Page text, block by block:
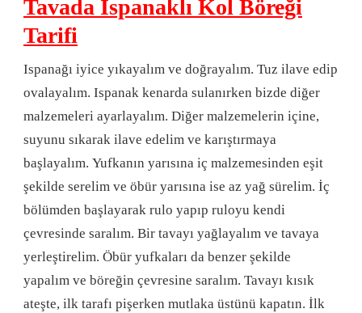
Tavada Ispanaklı Kol Böreği
Tarifi
Ispanağı iyice yıkayalım ve doğrayalım. Tuz ilave edip
ovalayalım. Ispanak kenarda sulanırken bizde diğer
malzemeleri ayarlayalım. Diğer malzemelerin içine,
suyunu sıkarak ilave edelim ve karıştırmaya
başlayalım. Yufkanın yarısına iç malzemesinden eşit
şekilde serelim ve öbür yarısına ise az yağ sürelim. İç
bölümden başlayarak rulo yapıp ruloyu kendi
çevresinde saralım. Bir tavayı yağlayalım ve tavaya
yerleştirelim. Öbür yufkaları da benzer şekilde
yapalım ve böreğin çevresine saralım. Tavayı kısık
ateşte, ilk tarafı pişerken mutlaka üstünü kapatın. İlk